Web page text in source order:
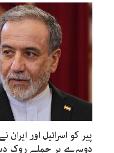
پیر کو اسرائیل اور
دوسرے پر حملے روک